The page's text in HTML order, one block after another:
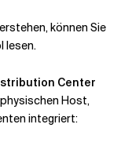
können Sie
lesen.
Center
Host,
integriert: